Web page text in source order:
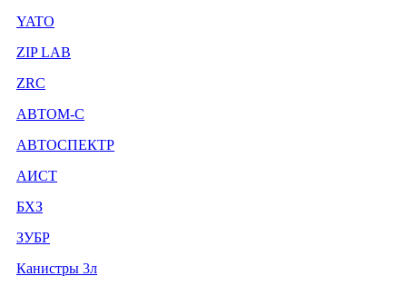
YATO
ZIP LAB
ZRC
АВТОМ-С
АВТОСПЕКТР
АИСТ
БХЗ
ЗУБР
Канистры 3л